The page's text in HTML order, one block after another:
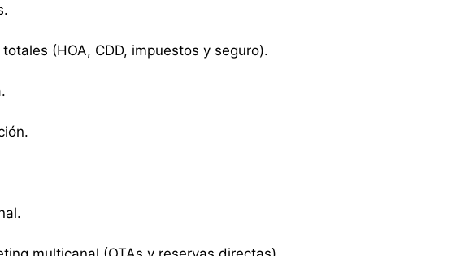
(HOA, CDD, impuestos y seguro).